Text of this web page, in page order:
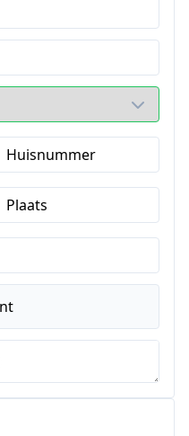
Huisnummer
Plaats